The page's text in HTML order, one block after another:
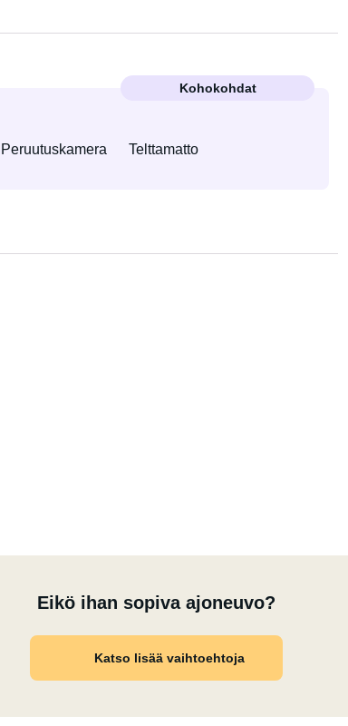
Kohokohdat
Peruutuskamera Telttamatto
Eikö ihan sopiva ajoneuvo?
Katso lisää vaihtoehtoja